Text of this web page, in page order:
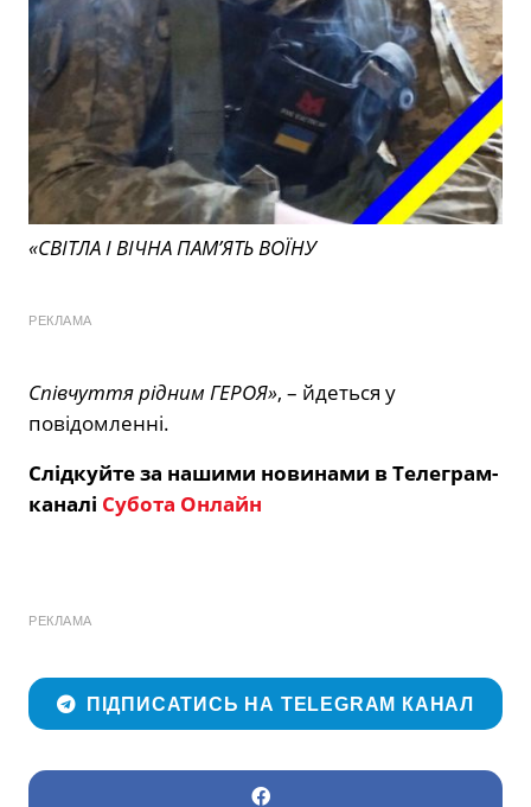
«СВІТЛА І ВІЧНА ПАМ’ЯТЬ ВОЇНУ
РЕКЛАМА
Співчуття рідним ГЕРОЯ», – йдеться у
повідомленні.
Слідкуйте за нашими новинами в Телеграм-
каналі Субота Онлайн
РЕКЛАМА
ПІДПИСАТИСЬ НА TELEGRAM КАНАЛ